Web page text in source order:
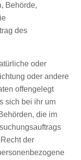
Behörde,
des
oder
oder andere
offengelegt
sich bei ihr um
die im
der